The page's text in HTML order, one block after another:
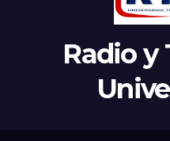
Radio y